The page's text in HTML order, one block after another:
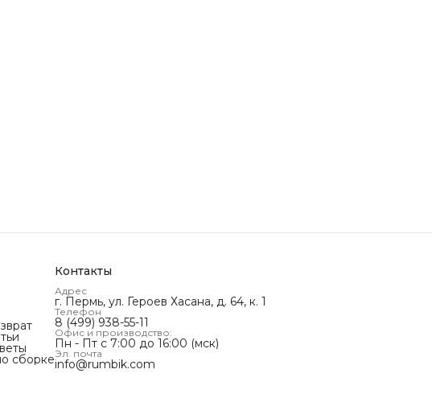
сборке
Контакты
Адрес
г. Пермь, ул. Героев Хасана, д. 64, к. 1
Телефон
8 (499) 938-55-11
Офис и производство:
Пн - Пт с 7:00 до 16:00 (мск)
Эл. почта
info@rumbik.com